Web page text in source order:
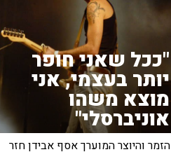
"ככל שאני חופר
יותר בעצמי, אני
מוצא משהו
אוניברסלי"
הזמר והיוצר המוערך אסף אבידן חזר